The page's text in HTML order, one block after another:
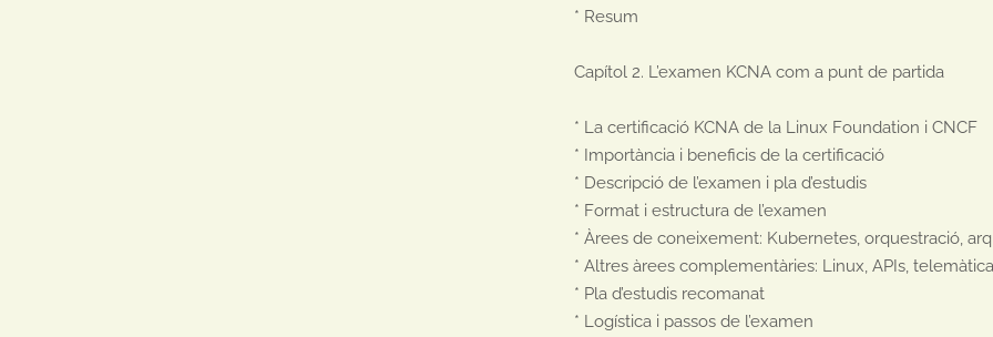
* Resum
Capítol 2. L’examen KCNA com a punt de partida
* La certificació KCNA de la Linux Foundation i CNCF
* Importància i beneficis de la certificació
* Descripció de l’examen i pla d’estudis
* Format i estructura de l’examen
* Àrees de coneixement: Kubernetes, orquestració,
* Altres àrees complementàries: Linux, APIs,
* Pla d’estudis recomanat
* Logística i passos de l’examen